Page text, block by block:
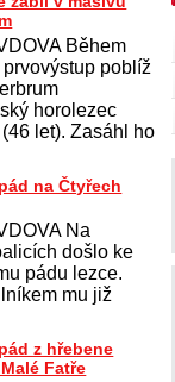
Během
poblíž
horolezec
let). Zasáhl ho
na Čtyřech
Na
došlo ke
pádu lezce.
mu již
z hřebene
Fatře